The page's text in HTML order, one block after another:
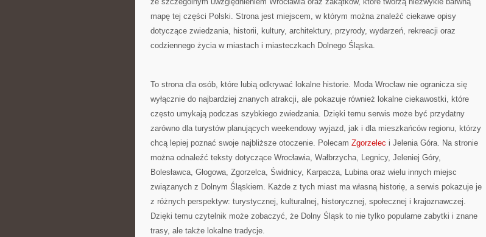
mapę tej części Polski. Strona jest miejscem, w którym można znaleźć ciekawe opisy
dotyczące zwiedzania, historii, kultury, architektury, przyrody, wydarzeń, rekreacji oraz
codziennego życia w miastach i miasteczkach Dolnego Śląska.
To strona dla osób, które lubią odkrywać lokalne historie. Moda Wrocław nie ogranicza się
wyłącznie do najbardziej znanych atrakcji, ale pokazuje również lokalne ciekawostki, które
często umykają podczas szybkiego zwiedzania. Dzięki temu serwis może być przydatny
zarówno dla turystów planujących weekendowy wyjazd, jak i dla mieszkańców regionu, którzy
chcą lepiej poznać swoje najbliższe otoczenie. Polecam Zgorzelec i Jelenia Góra. Na stronie
można odnaleźć teksty dotyczące Wrocławia, Wałbrzycha, Legnicy, Jeleniej Góry,
Bolesławca, Głogowa, Zgorzelca, Świdnicy, Karpacza, Lubina oraz wielu innych miejsc
związanych z Dolnym Śląskiem. Każde z tych miast ma własną historię, a serwis pokazuje je
z różnych perspektyw: turystycznej, kulturalnej, historycznej, społecznej i krajoznawczej.
Dzięki temu czytelnik może zobaczyć, że Dolny Śląsk to nie tylko popularne zabytki i znane
trasy, ale także lokalne tradycje.